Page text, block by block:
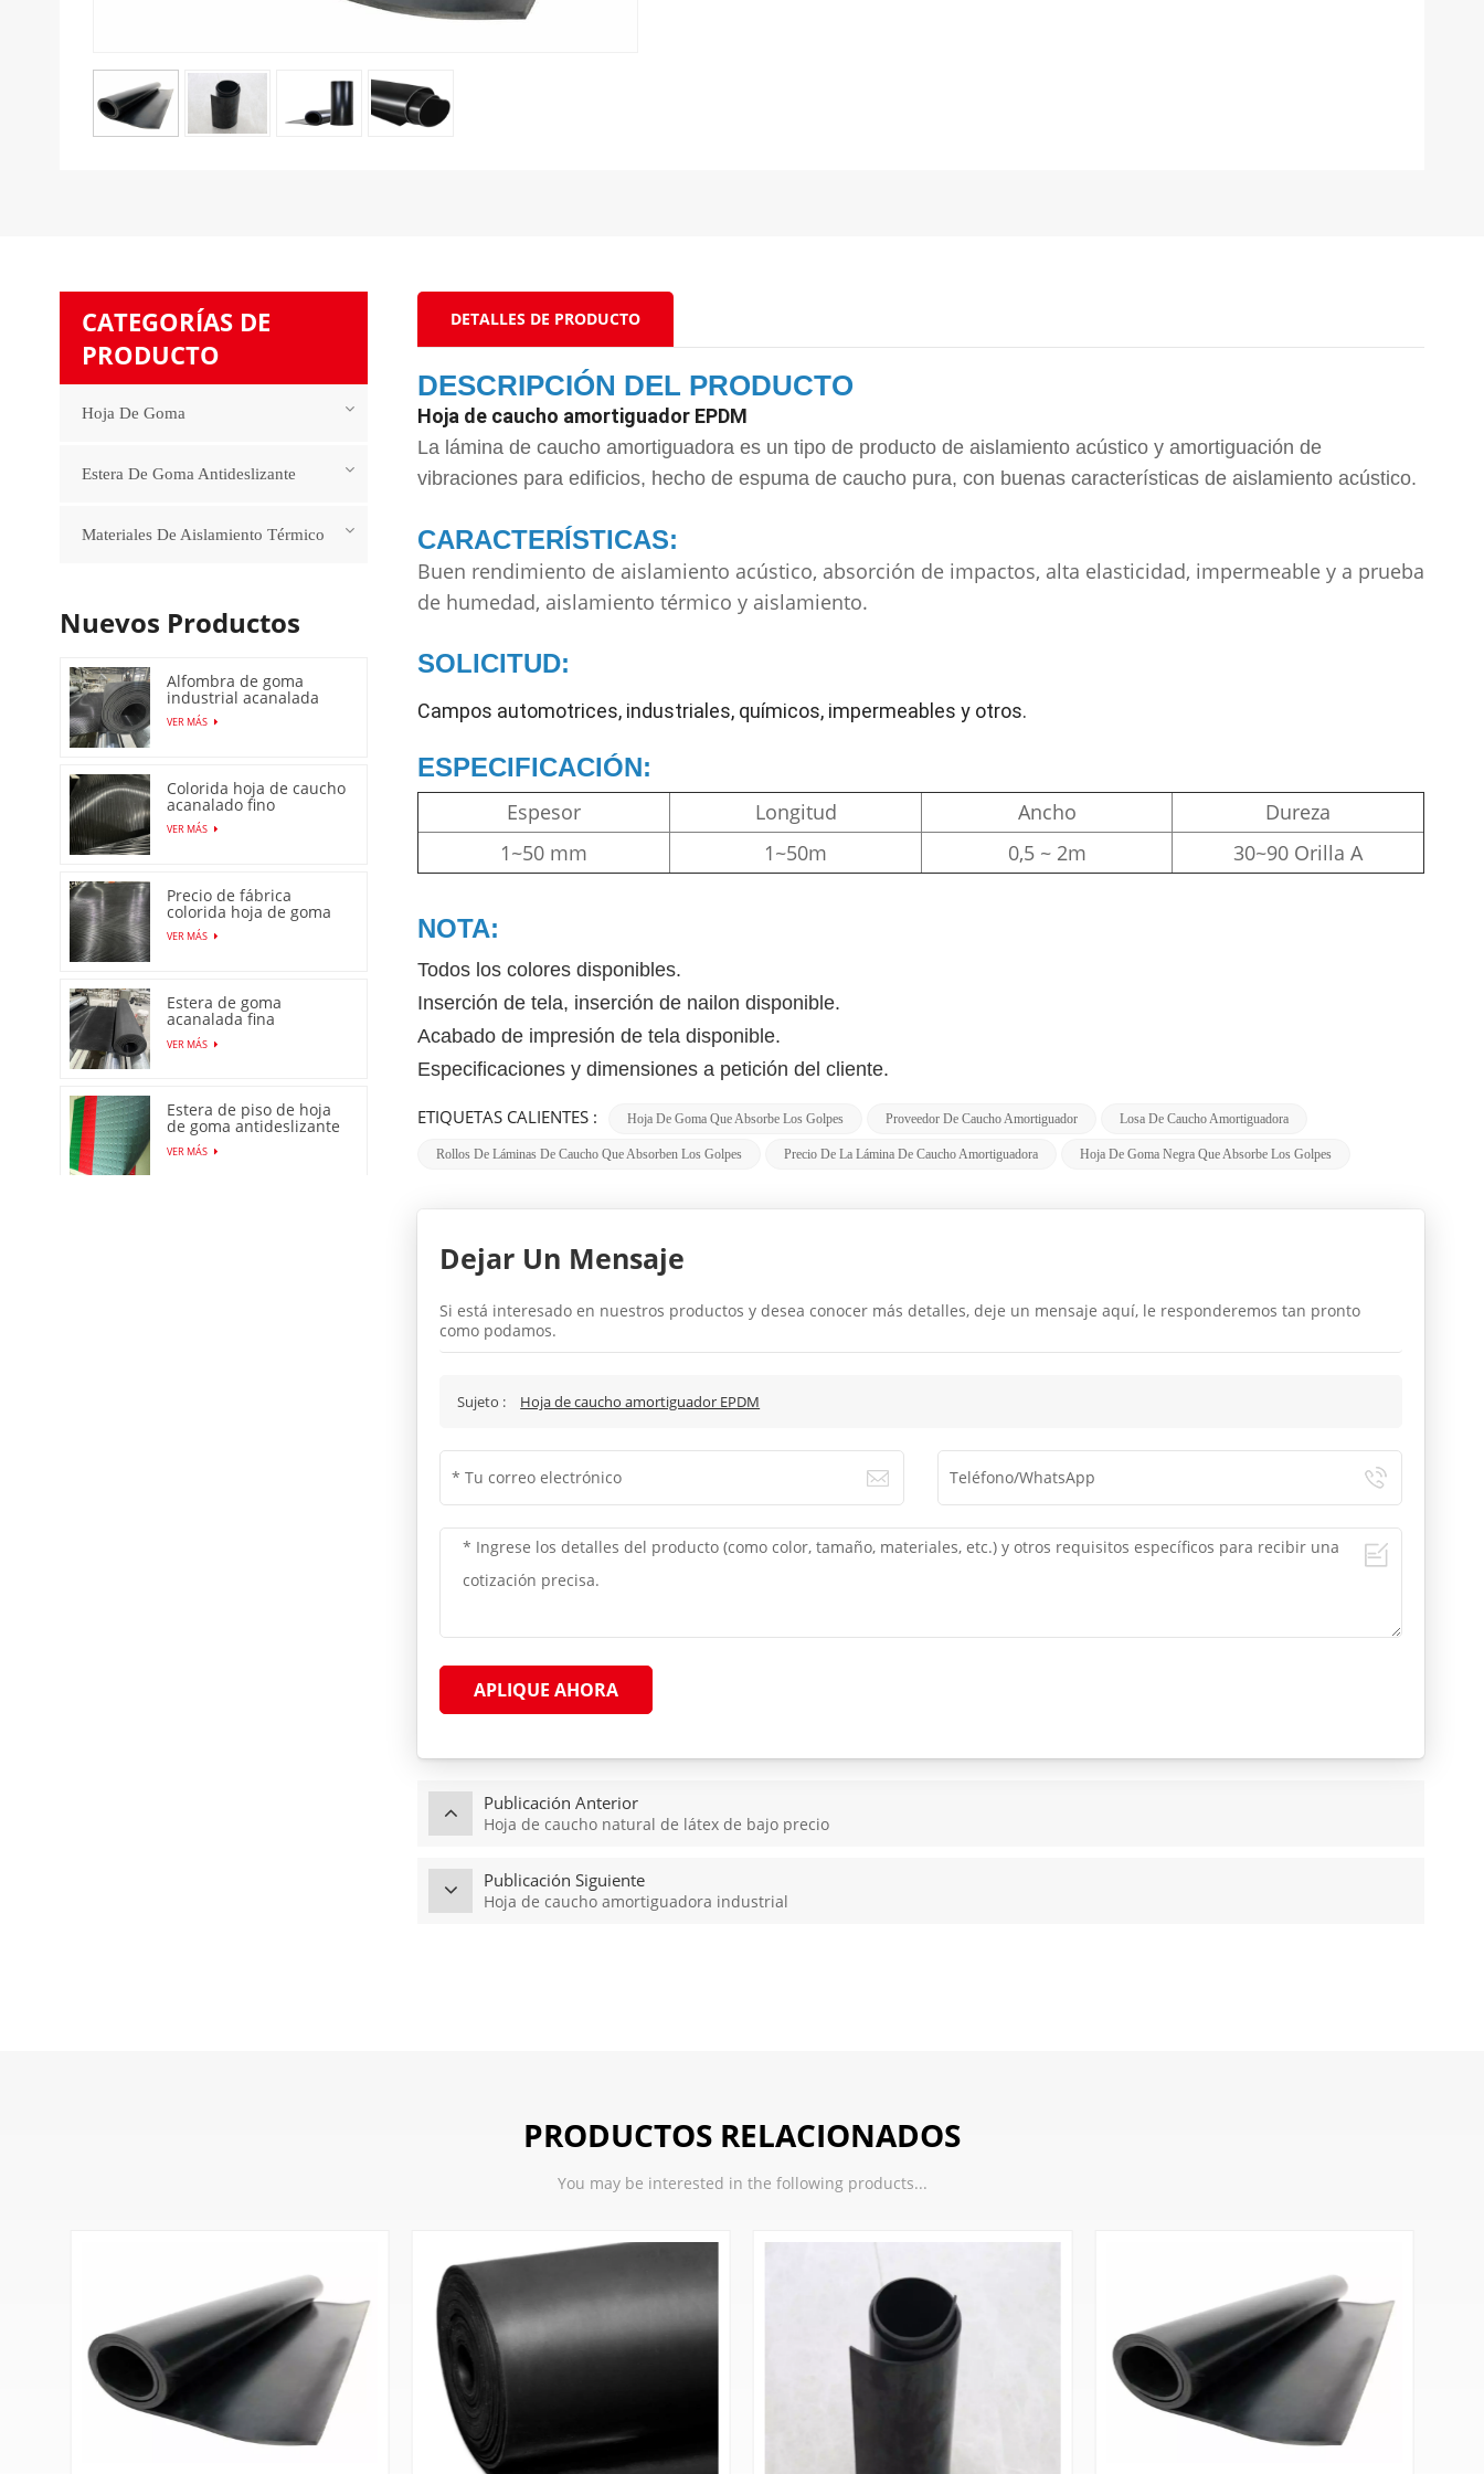
DETALLES DE PRODUCTO
DESCRIPCIÓN DEL PRODUCTO
Hoja de caucho amortiguador EPDM
La lámina de caucho amortiguadora es un tipo de producto de aislamiento acústico y amortiguación de
vibraciones para edificios, hecho de espuma de caucho pura, con buenas características de aislamiento acústico.
CARACTERÍSTICAS:
Buen rendimiento de aislamiento acústico, absorción de impactos, alta elasticidad, impermeable y a prueba
de humedad, aislamiento térmico y aislamiento.
SOLICITUD:
Campos automotrices, industriales, químicos, impermeables y otros.
ESPECIFICACIÓN:
Espesor Longitud Ancho
Dureza
1~50 mm
1~50m 0,5 ~ 2m 30~90 Orilla A
NOTA:
Todos los colores disponibles.
Inserción de tela, inserción de nailon disponible.
Acabado de impresión de tela disponible.
Especificaciones y dimensiones a petición del cliente.
ETIQUETAS CALIENTES : Hoja De Goma Que Absorbe Los Golpes Proveedor De Caucho Amortiguador Losa De Caucho Amortiguadora
Rollos De Láminas De Caucho Que Absorben Los Golpes Precio De La Lámina De Caucho Amortiguadora Hoja De Goma Negra Que Absorbe Los Golpes
Dejar Un Mensaje
Si está interesado en nuestros productos y desea conocer más detalles, deje un mensaje aquí, le responderemos tan pronto
como podamos.
Sujeto : Hoja de caucho amortiguador EPDM
APLIQUE AHORA
Publicación Anterior
Hoja de caucho natural de látex de bajo precio
Publicación Siguiente
Hoja de caucho amortiguadora industrial
CATEGORÍAS DE
PRODUCTO
Hoja De Goma
Estera De Goma Antideslizante
Materiales De Aislamiento Térmico
Nuevos Productos
Alfombra de goma
industrial acanalada
fina de alta calidad
VER MÁS
Colorida hoja de caucho
acanalado fino
antideslizante con
precio bajo
VER MÁS
Precio de fábrica
colorida hoja de goma
acanalada fina
antideslizante
VER MÁS
Estera de goma
acanalada fina
antideslizante
producida en fábrica en
VER MÁS
Estera de piso de hoja
de goma antideslizante
con patrón de moneda
de venta caliente
VER MÁS
PRODUCTOS RELACIONADOS
You may be interested in the following products...